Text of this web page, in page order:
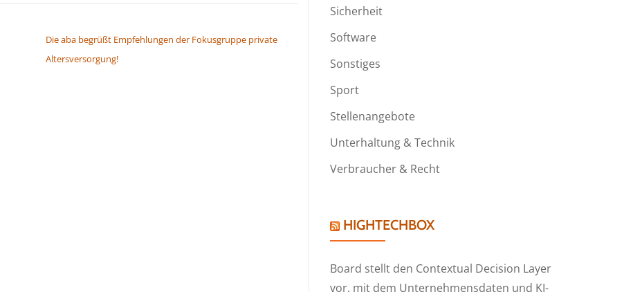
Die aba begrüßt Empfehlungen der Fokusgruppe private
Altersversorgung!
Sicherheit
Software
Sonstiges
Sport
Stellenangebote
Unterhaltung & Technik
Verbraucher & Recht
HIGHTECHBOX
Board stellt den Contextual Decision Layer
vor, mit dem Unternehmensdaten und KI-